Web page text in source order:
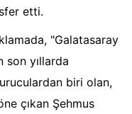
etti.
"Galatasaray
son yıllarda
biri olan,
çıkan Şehmus